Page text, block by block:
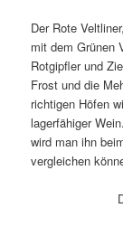
Der Rote
mit dem Grünen
Rotgipfler und
Frost und die
richtigen Höfen
lagerfähiger
wird man ihn
vergleichen